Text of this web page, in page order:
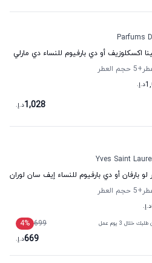
Parfums
اكسكلوزيف أو دي بارفيوم للنساء دي مارلي
+5
حجم العطر
د.إ.
1,028د.إ.
Yves Saint
لو بارفان أو دي بارفيوم للنساء إيف سان لوران
+5
حجم العطر
د.إ.
خلال 3 يوم عمل 699
4%
669د.إ.